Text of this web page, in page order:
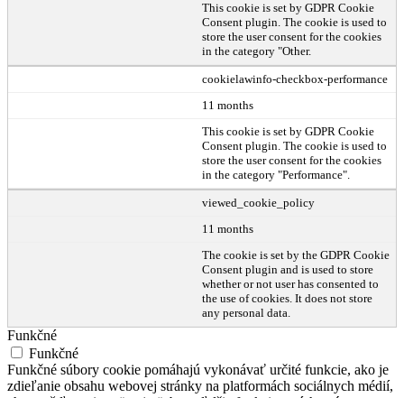
This cookie is set by GDPR Cookie
Consent plugin. The cookie is used to
store the user consent for the cookies
in the category "Other.
cookielawinfo-checkbox-performance
11 months
This cookie is set by GDPR Cookie
Consent plugin. The cookie is used to
store the user consent for the cookies
in the category "Performance".
viewed_cookie_policy
11 months
The cookie is set by the GDPR Cookie
Consent plugin and is used to store
whether or not user has consented to
the use of cookies. It does not store
any personal data.
Funkčné
Funkčné
Funkčné súbory cookie pomáhajú vykonávať určité funkcie, ako je
zdieľanie obsahu webovej stránky na platformách sociálnych médií,